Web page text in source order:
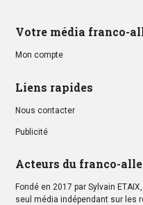
Votre média franco-
Mon compte
Liens rapides
Nous contacter
Publicité
Acteurs du franco-
Fondé en 2017 par Sylvain
seul média indépendant sur les